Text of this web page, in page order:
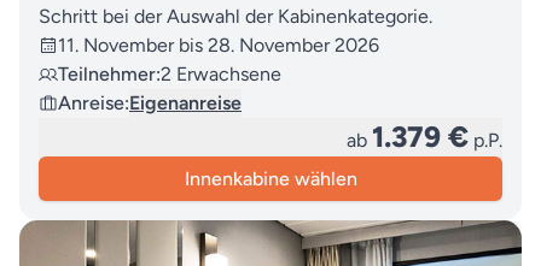
Schritt bei der Auswahl der Kabinenkategorie.
11. November bis 28. November 2026
Teilnehmer:2 Erwachsene
Anreise:Eigenanreise
ab 1.379 € p.P.
Innenkabine wählen